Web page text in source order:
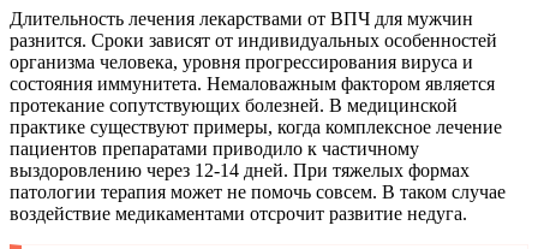
Длительность лечения лекарствами от ВПЧ для мужчин
разнится. Сроки зависят от индивидуальных особенностей
организма человека, уровня прогрессирования вируса и
состояния иммунитета. Немаловажным фактором является
протекание сопутствующих болезней. В медицинской
практике существуют примеры, когда комплексное лечение
пациентов препаратами приводило к частичному
выздоровлению через 12-14 дней. При тяжелых формах
патологии терапия может не помочь совсем. В таком случае
воздействие медикаментами отсрочит развитие недуга.